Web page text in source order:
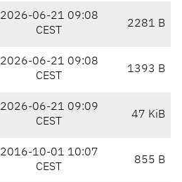
2026-06-21 09:08
CEST
2281 B
2026-06-21 09:08
CEST
1393 B
2026-06-21 09:09
CEST
47 KiB
2016-10-01 10:07
CEST
855 B